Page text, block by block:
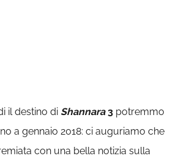
il destino di Shannara3 potremmo
a gennaio 2018: ci auguriamo che
con una bella notizia sulla